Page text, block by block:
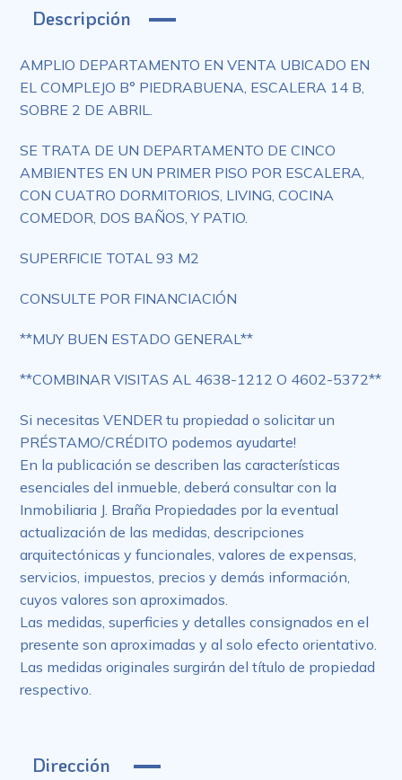
Descripción
AMPLIO DEPARTAMENTO EN VENTA UBICADO EN
EL COMPLEJO B° PIEDRABUENA, ESCALERA 14 B,
SOBRE 2 DE ABRIL.
SE TRATA DE UN DEPARTAMENTO DE CINCO
AMBIENTES EN UN PRIMER PISO POR ESCALERA,
CON CUATRO DORMITORIOS, LIVING, COCINA
COMEDOR, DOS BAÑOS, Y PATIO.
SUPERFICIE TOTAL 93 M2
CONSULTE POR FINANCIACIÓN
**MUY BUEN ESTADO GENERAL**
**COMBINAR VISITAS AL 4638-1212 O 4602-5372**
Si necesitas VENDER tu propiedad o solicitar un
PRÉSTAMO/CRÉDITO podemos ayudarte!
En la publicación se describen las características
esenciales del inmueble, deberá consultar con la
Inmobiliaria J. Braña Propiedades por la eventual
actualización de las medidas, descripciones
arquitectónicas y funcionales, valores de expensas,
servicios, impuestos, precios y demás información,
cuyos valores son aproximados.
Las medidas, superficies y detalles consignados en el
presente son aproximadas y al solo efecto orientativo.
Las medidas originales surgirán del título de propiedad
respectivo.
Dirección